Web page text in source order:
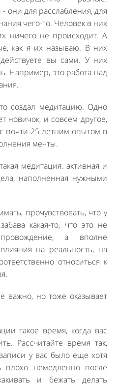
они для расслабления, для
чего-то. Человек в них
ничего не происходит. А
как я их называю. В них
вы сами. У них
Например, это работа над
создал медитацию. Одно
новичок, и совсем другое,
почти 25-летним опытом в
мечты.
медитация: активная и
наполненная нужными
прочувствовать, что у
какая-то, что это не
а вполне
на реальность, на
относиться к
важно, но тоже оказывает
такое время, когда вас
Рассчитайте время так,
у вас было еще хотя
немедленно после
и бежать делать